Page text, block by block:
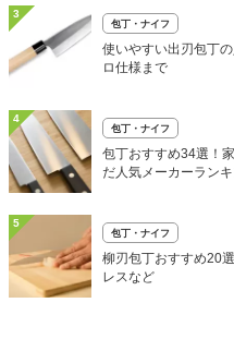
3
包丁・ナイフ
使いやすい出刃包丁
ロ仕様まで
4
包丁・ナイフ
包丁おすすめ34選！
だ人気メーカーランキ
5
包丁・ナイフ
柳刃包丁おすすめ20
レスなど